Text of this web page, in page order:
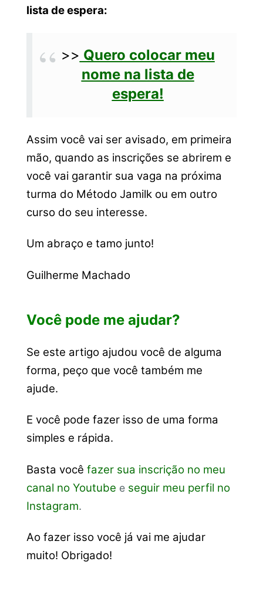
lista de espera:
>> Quero colocar meu
nome na lista de
espera!
Assim você vai ser avisado, em primeira
mão, quando as inscrições se abrirem e
você vai garantir sua vaga na próxima
turma do Método Jamilk ou em outro
curso do seu interesse.
Um abraço e tamo junto!
Guilherme Machado
Você pode me ajudar?
Se este artigo ajudou você de alguma
forma, peço que você também me
ajude.
E você pode fazer isso de uma forma
simples e rápida.
Basta você fazer sua inscrição no meu
canal no Youtube e seguir meu perfil no
Instagram.
Ao fazer isso você já vai me ajudar
muito! Obrigado!